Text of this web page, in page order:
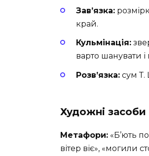
Зав’язка:
край.
Кульмінація:
варто шанувати і
Розв’язка: сум Т.
Художні засоби
Метафори: «Б’ють
вітер віє», «могили